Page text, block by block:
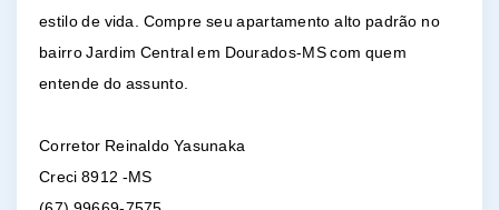
estilo de vida. Compre seu apartamento alto padrão no
bairro Jardim Central em Dourados-MS com quem
entende do assunto.
Corretor Reinaldo Yasunaka
Creci 8912 -MS